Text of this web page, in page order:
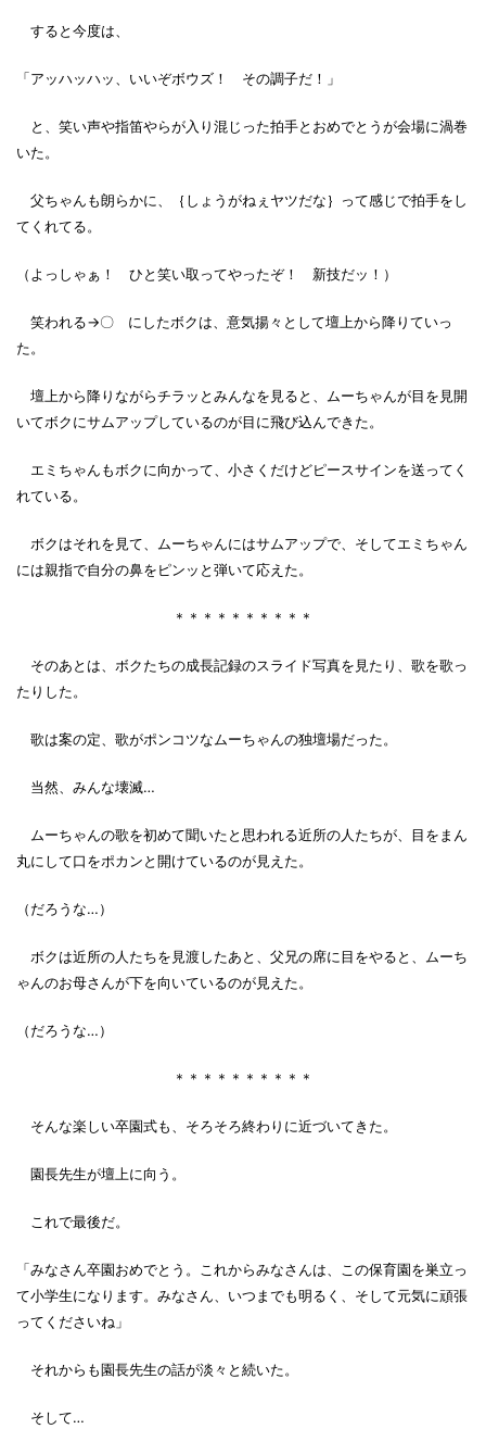
すると今度は、
「アッハッハッ、いいぞボウズ！ その調子だ！」
と、笑い声や指笛やらが入り混じった拍手とおめでとうが会場に渦巻
いた。
父ちゃんも朗らかに、｛しょうがねぇヤツだな｝って感じで拍手をし
てくれてる。
（よっしゃぁ！ ひと笑い取ってやったぞ！ 新技だッ！）
笑われる→〇 にしたボクは、意気揚々として壇上から降りていっ
た。
壇上から降りながらチラッとみんなを見ると、ムーちゃんが目を見開
いてボクにサムアップしているのが目に飛び込んできた。
エミちゃんもボクに向かって、小さくだけどピースサインを送ってく
れている。
ボクはそれを見て、ムーちゃんにはサムアップで、そしてエミちゃん
には親指で自分の鼻をピンッと弾いて応えた。
＊＊＊＊＊＊＊＊＊＊
そのあとは、ボクたちの成長記録のスライド写真を見たり、歌を歌っ
たりした。
歌は案の定、歌がポンコツなムーちゃんの独壇場だった。
当然、みんな壊滅…
ムーちゃんの歌を初めて聞いたと思われる近所の人たちが、目をまん
丸にして口をポカンと開けているのが見えた。
（だろうな…）
ボクは近所の人たちを見渡したあと、父兄の席に目をやると、ムーち
ゃんのお母さんが下を向いているのが見えた。
（だろうな…）
＊＊＊＊＊＊＊＊＊＊
そんな楽しい卒園式も、そろそろ終わりに近づいてきた。
園長先生が壇上に向う。
これで最後だ。
「みなさん卒園おめでとう。これからみなさんは、この保育園を巣立っ
て小学生になります。みなさん、いつまでも明るく、そして元気に頑張
ってくださいね」
それからも園長先生の話が淡々と続いた。
そして…